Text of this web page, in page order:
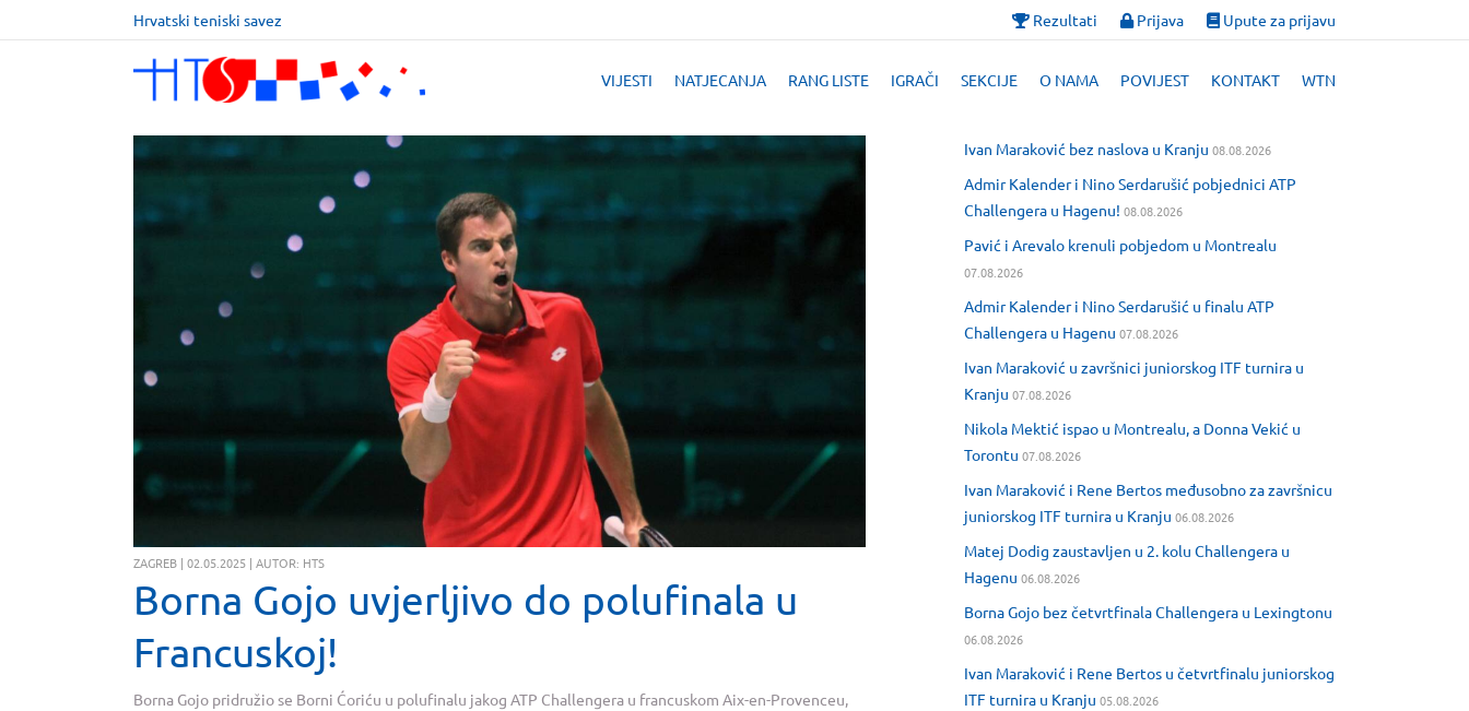
Hrvatski teniski savez Rezultati Prijava Upute za prijavu
VIJESTI NATJECANJA RANG LISTE IGRAČI SEKCIJE O NAMA POVIJEST KONTAKT WTN
ZAGREB | 02.05.2025 | AUTOR: HTS
Borna Gojo uvjerljivo do polufinala u
Francuskoj!
Borna Gojo pridružio se Borni Ćoriću u polufinalu jakog ATP Challengera u francuskom Aix-en-Provenceu,
Ivan Maraković bez naslova u Kranju 08.08.2026
Admir Kalender i Nino Serdarušić pobjednici ATP
Challengera u Hagenu! 08.08.2026
Pavić i Arevalo krenuli pobjedom u Montrealu
07.08.2026
Admir Kalender i Nino Serdarušić u finalu ATP
Challengera u Hagenu 07.08.2026
Ivan Maraković u završnici juniorskog ITF turnira u
Kranju 07.08.2026
Nikola Mektić ispao u Montrealu, a Donna Vekić u
Torontu 07.08.2026
Ivan Maraković i Rene Bertos međusobno za završnicu
juniorskog ITF turnira u Kranju 06.08.2026
Matej Dodig zaustavljen u 2. kolu Challengera u
Hagenu 06.08.2026
Borna Gojo bez četvrtfinala Challengera u Lexingtonu
06.08.2026
Ivan Maraković i Rene Bertos u četvrtfinalu juniorskog
ITF turnira u Kranju 05.08.2026